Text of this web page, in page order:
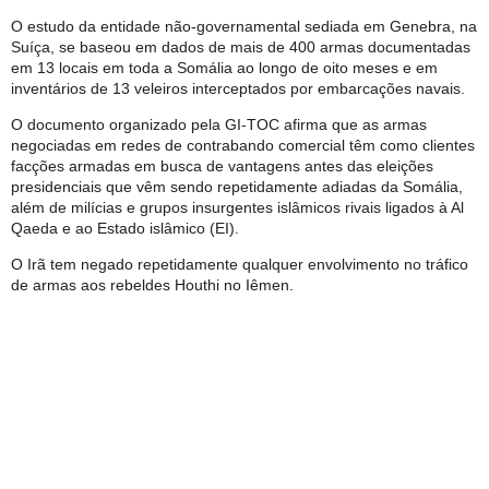
O estudo da entidade não-governamental sediada em Genebra, na
Suíça, se baseou em dados de mais de 400 armas documentadas
em 13 locais em toda a Somália ao longo de oito meses e em
inventários de 13 veleiros interceptados por embarcações navais.
O documento organizado pela GI-TOC afirma que as armas
negociadas em redes de contrabando comercial têm como clientes
facções armadas em busca de vantagens antes das eleições
presidenciais que vêm sendo repetidamente adiadas da Somália,
além de milícias e grupos insurgentes islâmicos rivais ligados à Al
Qaeda e ao Estado islâmico (EI).
O Irã tem negado repetidamente qualquer envolvimento no tráfico
de armas aos rebeldes Houthi no Iêmen.